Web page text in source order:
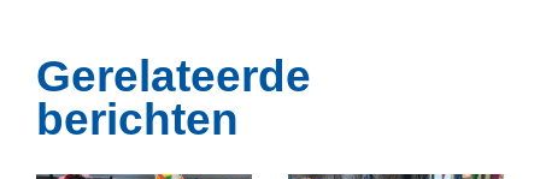
Gerelateerde
berichten